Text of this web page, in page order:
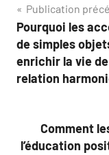
Navigation
de
l’article
Publication
Pourquoi les
de simples
enrichir la vie
relation
Comment
l’éducation